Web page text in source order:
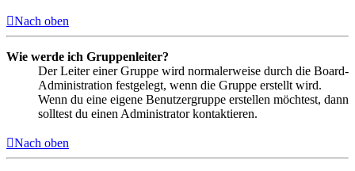
Nach oben
Wie werde ich Gruppenleiter?
Der Leiter einer Gruppe wird normalerweise durch die Board-
Administration festgelegt, wenn die Gruppe erstellt wird.
Wenn du eine eigene Benutzergruppe erstellen möchtest, dann
solltest du einen Administrator kontaktieren.
Nach oben